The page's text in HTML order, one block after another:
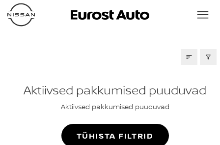
LAOAUTODE PAKKUMISED
Aktiivsed pakkumised puuduvad
Aktiivsed pakkumised puuduvad
TÜHISTA FILTRID